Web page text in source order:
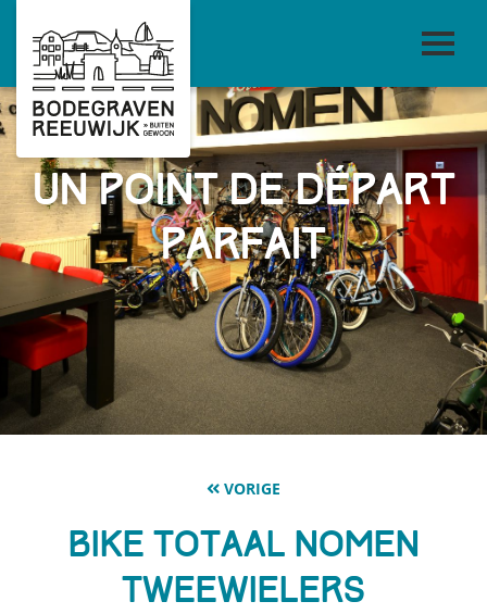
Un point de départ
parfait
VORIGE
Bike Totaal Nomen
Tweewielers